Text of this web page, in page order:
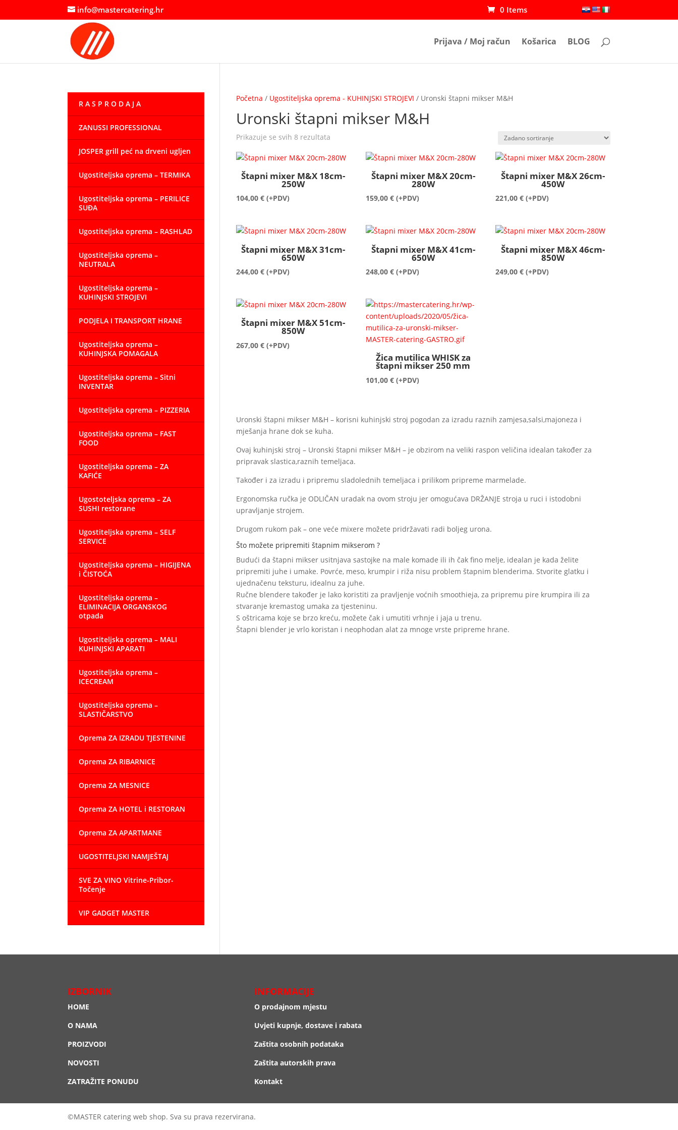
info@mastercatering.hr 0 Items
Prijava / Moj račun Košarica BLOG
Početna / Ugostiteljska oprema - KUHINJSKI STROJEVI / Uronski štapni mikser M&H
Uronski štapni mikser M&H
Prikazuje se svih 8 rezultata
Štapni mixer M&X 18cm-
250W
104,00 € (+PDV)
Štapni mixer M&X 20cm-
280W
159,00 € (+PDV)
Štapni mixer M&X 26cm-
450W
221,00€ (+PDV)
Štapni mixer M&X 31cm-
650W
244,00 € (+PDV)
Štapni mixer M&X 41cm-
650W
248,00 € (+PDV)
Štapni mixer M&X 46cm-
850W
249,00€ (+PDV)
Štapni mixer M&X 51cm-
850W
267,00 € (+PDV)
Žica mutilica WHISK za
štapni mikser 250 mm
101,00 € (+PDV)
Uronski štapni mikser M&H – korisni kuhinjski stroj pogodan za izradu raznih zamjesa,salsi,majoneza i
mješanja hrane dok se kuha.
Ovaj kuhinjski stroj – Uronski štapni mikser M&H – je obzirom na veliki raspon veličina idealan također za
pripravak slastica,raznih temeljaca.
Također i za izradu i pripremu sladolednih temeljaca i prilikom pripreme marmelade.
Ergonomska ručka je ODLIČAN uradak na ovom stroju jer omogućava DRŽANJE stroja u ruci i istodobni
upravljanje strojem.
Drugom rukom pak – one veće mixere možete pridržavati radi boljeg urona.
Što možete pripremiti štapnim mikserom ?
Budući da štapni mikser usitnjava sastojke na male komade ili ih čak fino melje, idealan je kada želite
pripremiti juhe i umake. Povrće, meso, krumpir i riža nisu problem štapnim blenderima. Stvorite glatku i
ujednačenu teksturu, idealnu za juhe.
Ručne blendere također je lako koristiti za pravljenje voćnih smoothieja, za pripremu pire krumpira ili za
stvaranje kremastog umaka za tjesteninu.
S oštricama koje se brzo kreću, možete čak i umutiti vrhnje i jaja u trenu.
Štapni blender je vrlo koristan i neophodan alat za mnoge vrste pripreme hrane.
R A S P R O D A J A
ZANUSSI PROFESSIONAL
JOSPER grill peć na drveni ugljen
Ugostiteljska oprema – TERMIKA
Ugostiteljska oprema – PERILICE
SUĐA
Ugostiteljska oprema – RASHLAD
Ugostiteljska oprema –
NEUTRALA
Ugostiteljska oprema –
KUHINJSKI STROJEVI
PODJELA I TRANSPORT HRANE
Ugostiteljska oprema –
KUHINJSKA POMAGALA
Ugostiteljska oprema – Sitni
INVENTAR
Ugostiteljska oprema – PIZZERIA
Ugostiteljska oprema – FAST
FOOD
Ugostiteljska oprema – ZA
KAFIĆE
Ugostoteljska oprema – ZA
SUSHI restorane
Ugostiteljska oprema – SELF
SERVICE
Ugostiteljska oprema – HIGIJENA
i ČISTOĆA
Ugostiteljska oprema –
ELIMINACIJA ORGANSKOG
otpada
Ugostiteljska oprema – MALI
KUHINJSKI APARATI
Ugostiteljska oprema –
ICECREAM
Ugostiteljska oprema –
SLASTIČARSTVO
Oprema ZA IZRADU TJESTENINE
Oprema ZA RIBARNICE
Oprema ZA MESNICE
Oprema ZA HOTEL i RESTORAN
Oprema ZA APARTMANE
UGOSTITELJSKI NAMJEŠTAJ
SVE ZA VINO Vitrine-Pribor-
Točenje
VIP GADGET MASTER
IZBORNIK
HOME
O NAMA
PROIZVODI
NOVOSTI
ZATRAŽITE PONUDU
INFORMACIJE
O prodajnom mjestu
Uvjeti kupnje, dostave i rabata
Zaštita osobnih podataka
Zaštita autorskih prava
Kontakt
©MASTER catering web shop. Sva su prava rezervirana.